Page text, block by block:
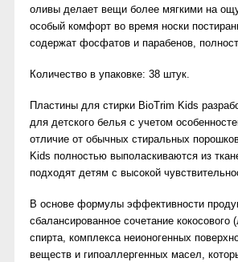
оливы делает вещи более мягкими на
особый комфорт во время носки
содержат фосфатов и парабенов,
Количество в упаковке: 38 штук.
Пластины для стирки BioTrim Kids
для детского белья с учетом
отличие от обычных стиральных
Kids полностью выполаскиваются из
подходят детям с высокой
В основе формулы эффективности
сбалансированное сочетание кокосового
спирта, комплекса неионогенных
веществ и гипоаллергенных масел,